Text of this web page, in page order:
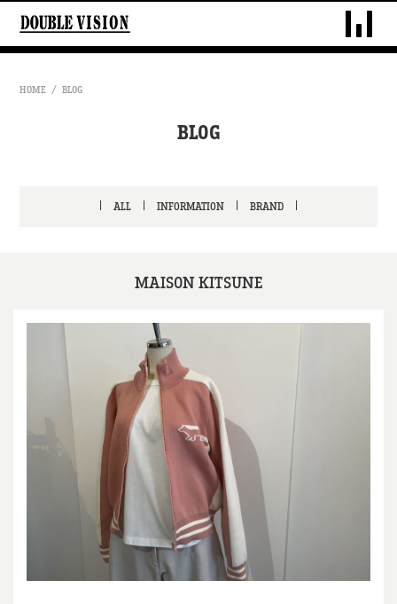
DOUBLE
HOME BLOG
BLOG
ALL INFORMATION BRAND
MAISON KITSUNE